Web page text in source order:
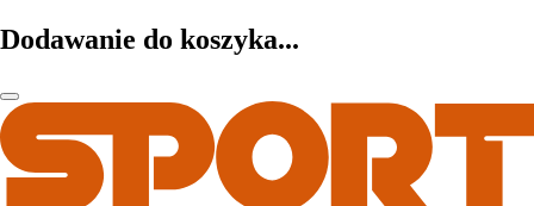
Dodawanie do koszyka...